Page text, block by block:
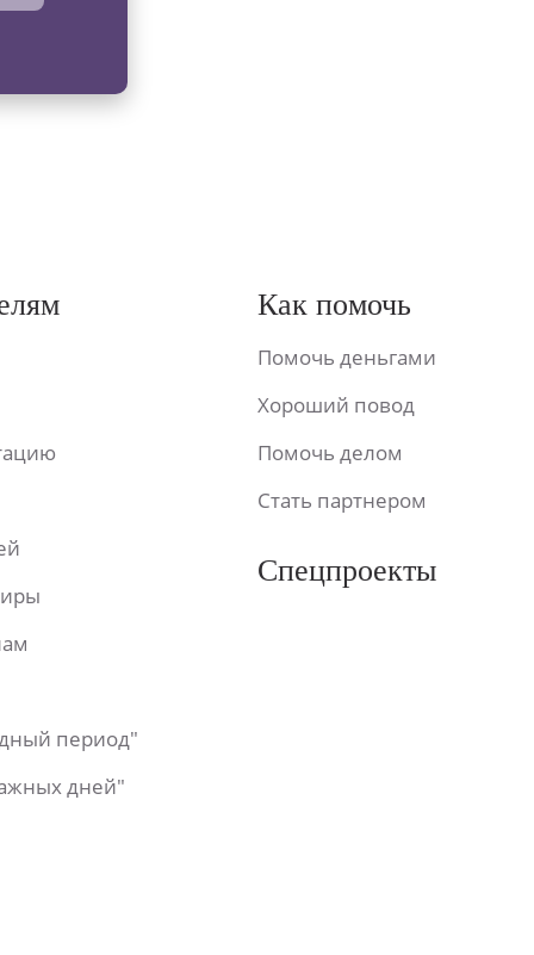
период"
дней"
Как помочь
Помочь деньгами
Хороший повод
Помочь делом
Стать партнером
Спецпроекты